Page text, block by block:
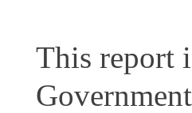
This report